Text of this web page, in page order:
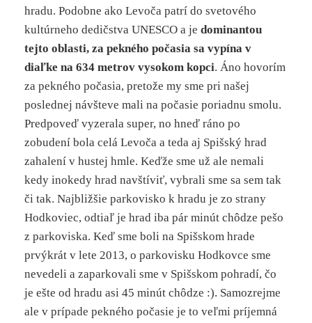
hradu. Podobne ako Levoča patrí do svetového
kultúrneho dedičstva UNESCO a jedominantou
tejto oblasti, za pekného počasia sa vypína v
diaľke na 634 metrov vysokom kopci. Áno hovorím
za pekného počasia, pretože my sme pri našej
poslednej návšteve mali na počasie poriadnu smolu.
Predpoveď vyzerala super, no hneď ráno po
zobudení bola celá Levoča a teda aj Spišský hrad
zahalení v hustej hmle. Keďže sme už ale nemali
kedy inokedy hrad navštíviť, vybrali sme sa sem tak
či tak. Najbližšie parkovisko k hradu je zo strany
Hodkoviec, odtiaľ je hrad iba pár minút chôdze pešo
z parkoviska. Keď sme boli na Spišskom hrade
prvýkrát v lete 2013, o parkovisku Hodkovce sme
nevedeli a zaparkovali sme v Spišskom pohradí, čo
je ešte od hradu asi 45 minút chôdze :). Samozrejme
ale v prípade pekného počasie je to veľmi príjemná